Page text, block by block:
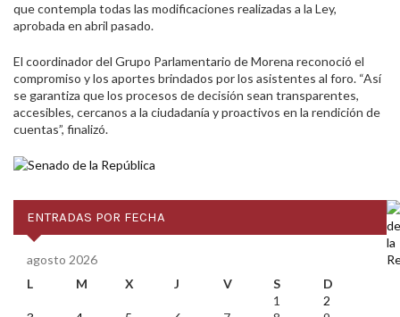
que contempla todas las modificaciones realizadas a la Ley,
aprobada en abril pasado.
El coordinador del Grupo Parlamentario de Morena reconoció el
compromiso y los aportes brindados por los asistentes al foro. “Así
se garantiza que los procesos de decisión sean transparentes,
accesibles, cercanos a la ciudadanía y proactivos en la rendición de
cuentas”, finalizó.
ENTRADAS POR FECHA
agosto 2026
L
M X J V S
D
1
2